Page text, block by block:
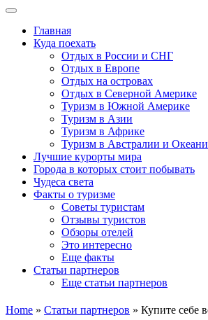
Главная
Куда поехать
Отдых в России и СНГ
Отдых в Европе
Отдых на островах
Отдых в Северной Америке
Туризм в Южной Америке
Туризм в Азии
Туризм в Африке
Туризм в Австралии и
Лучшие курорты мира
Города в которых стоит побывать
Чудеса света
Факты о туризме
Советы туристам
Отзывы туристов
Обзоры отелей
Это интересно
Еще факты
Статьи партнеров
Еще статьи партнеров
Home » Статьи партнеров » Купите себе